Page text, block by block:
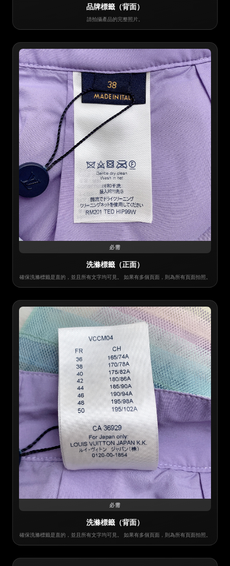
品牌標籤（背面）
請拍攝產品的完整照片。
必需
洗滌標籤（正面）
確保洗滌標籤是直的，並且所有文字均可見。 如果有多個頁面，則為所有頁面拍照。
必需
洗滌標籤（背面）
確保洗滌標籤是直的，並且所有文字均可見。 如果有多個頁面，則為所有頁面拍照。